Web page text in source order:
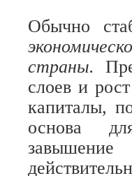
Обычно
страны.
слоев и
капиталы,
основа